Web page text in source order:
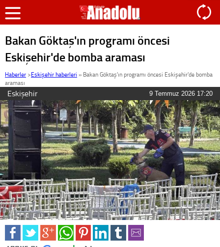
Bakan Göktaş'ın programı öncesi
Eskişehir'de bomba araması
Haberler >Eskişehir haberleri » Bakan Göktaş'ın programı öncesi Eskişehir'de bomba
araması
Eskişehir 9 Temmuz 2026 17:20